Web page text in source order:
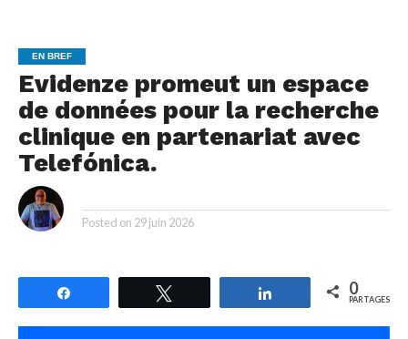
EN BREF
Evidenze promeut un espace
de données pour la recherche
clinique en partenariat avec
Telefónica.
Posted on 29 juin 2026
Partagez 0
PARTAGES